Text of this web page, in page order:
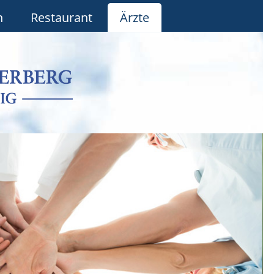
Restaurant
Ärzte